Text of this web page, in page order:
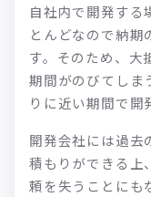
自社内で開発する
とんどなので納期
す。そのため、大
期間がのびてしま
りに近い期間で開
開発会社には過去
積もりができる上
頼を失うことにも